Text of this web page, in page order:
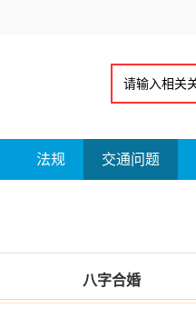
法规 交通问题
八字合婚